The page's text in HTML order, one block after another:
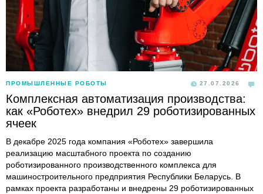
ПРОМЫШЛЕННЫЕ РОБОТЫ 27.07.2026
Комплексная автоматизация производства:
как «Роботех» внедрил 29 роботизированных
ячеек
В декабре 2025 года компания «Роботех» завершила
реализацию масштабного проекта по созданию
роботизированного производственного комплекса для
машиностроительного предприятия Республики Беларусь. В
рамках проекта разработаны и внедрены 29 роботизированных